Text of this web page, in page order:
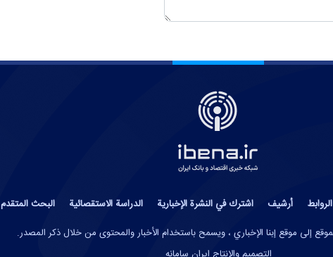
الروابط أرشيف اشترك في النشرة الإخبارية الدراسة الاستقصائية
البحث المتقدم
إلى موقع إبنا الإخباري ، ويسمح باستخدام الأخبار والمحتوى من خلال ذكر المصدر.